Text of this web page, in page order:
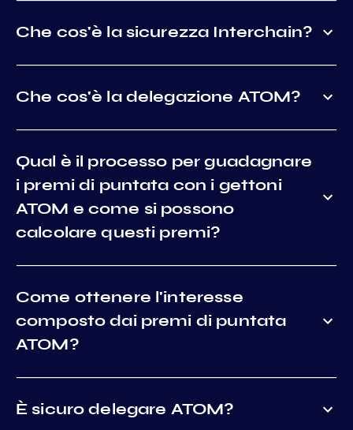
Che cos'è la sicurezza Interchain?
Che cos'è la delegazione ATOM?
Qual è il processo per guadagnare
i premi di puntata con i gettoni
ATOM e come si possono
calcolare questi premi?
Come ottenere l'interesse
composto dai premi di puntata
ATOM?
È sicuro delegare ATOM?